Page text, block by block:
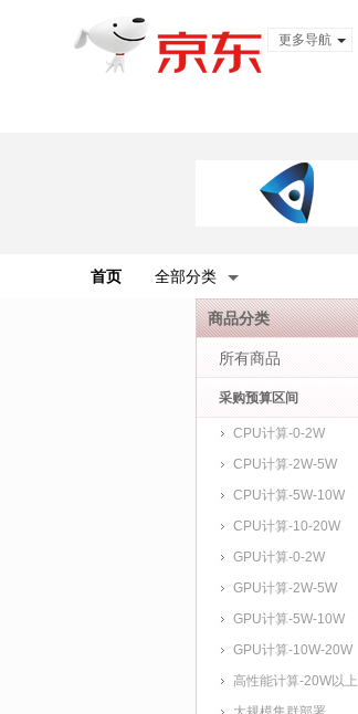
更多导航
首页 全部分类
商品分类
所有商品
采购预算区间
CPU计算-0-2W
CPU计算-2W-5W
CPU计算-5W-10W
CPU计算-10-20W
GPU计算-0-2W
GPU计算-2W-5W
GPU计算-5W-10W
GPU计算-10W-20W
高性能计算-20W以上